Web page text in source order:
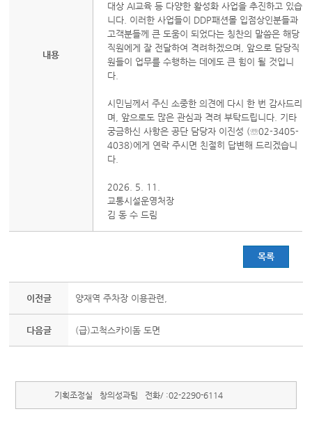
내용
대상 AI교육 등 다양한 활성화 사업을 추진하고 있습
니다. 이러한 사업들이 DDP패션몰 입점상인분들과
고객분들께 큰 도움이 되었다는 칭찬의 말씀은 해당
직원에게 잘 전달하여 격려하겠으며, 앞으로 담당직
원들이 업무를 수행하는 데에도 큰 힘이 될 것입니
다.
시민님께서 주신 소중한 의견에 다시 한 번 감사드리
며, 앞으로도 많은 관심과 격려 부탁드립니다. 기타
궁금하신 사항은 공단 담당자 이진성 (☏02-3405-
4038)에게 연락 주시면 친절히 답변해 드리겠습니
다.
2026. 5. 11.
교통시설운영처장
김 동 수 드림
목록
이전글 양재역 주차장 이용관련,
다음글 (급)고척스카이돔 도면
기획조정실 창의성과팀 전화/ :02-2290-6114